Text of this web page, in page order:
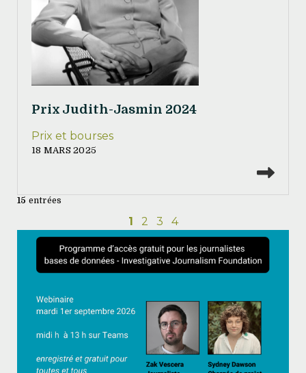
Prix Judith-Jasmin 2024
Prix et bourses
18 MARS 2025
15 entrées
1 2 3 4